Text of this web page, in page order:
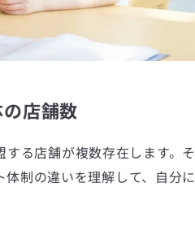
店舗数
る店舗が複数存在します。そ
制の違いを理解して、自分に